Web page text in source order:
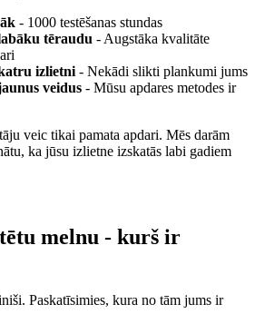
- 1000 testēšanas stundas
tēraudu - Augstāka kvalitāte
izlietni - Nekādi slikti plankumi jums
veidus - Mūsu apdares metodes ir
veic tikai pamata apdari. Mēs darām
ka jūsu izlietne izskatās labi gadiem
melnu - kurš ir
Paskatīsimies, kura no tām jums ir